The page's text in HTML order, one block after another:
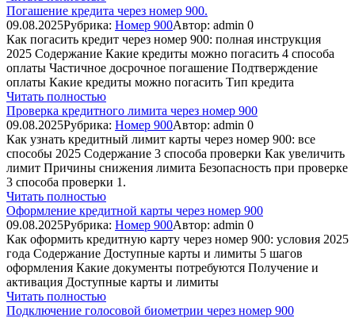
Погашение кредита через номер 900.
09.08.2025Рубрика: Номер 900Автор: admin 0
Как погасить кредит через номер 900: полная инструкция
2025 Содержание Какие кредиты можно погасить 4 способа
оплаты Частичное досрочное погашение Подтверждение
оплаты Какие кредиты можно погасить Тип кредита
Читать полностью
Проверка кредитного лимита через номер 900
09.08.2025Рубрика: Номер 900Автор: admin 0
Как узнать кредитный лимит карты через номер 900: все
способы 2025 Содержание 3 способа проверки Как увеличить
лимит Причины снижения лимита Безопасность при проверке
3 способа проверки 1.
Читать полностью
Оформление кредитной карты через номер 900
09.08.2025Рубрика: Номер 900Автор: admin 0
Как оформить кредитную карту через номер 900: условия 2025
года Содержание Доступные карты и лимиты 5 шагов
оформления Какие документы потребуются Получение и
активация Доступные карты и лимиты
Читать полностью
Подключение голосовой биометрии через номер 900